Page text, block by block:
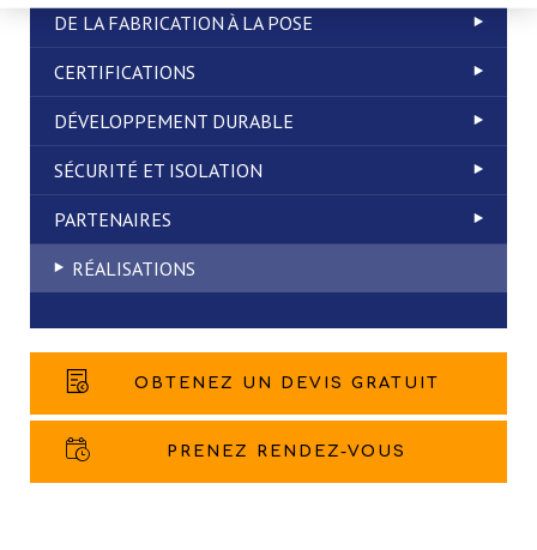
DE LA FABRICATION À LA POSE
CERTIFICATIONS
DÉVELOPPEMENT DURABLE
SÉCURITÉ ET ISOLATION
PARTENAIRES
RÉALISATIONS
OBTENEZ UN DEVIS GRATUIT
PRENEZ RENDEZ-VOUS